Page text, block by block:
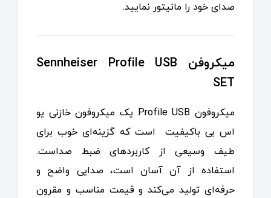
صدای خود را مانیتور نمایید.
میکروفن Sennheiser Profile USB
SET
میکروفون Profile USB یک میکروفون خازنی یو
اس بی باکیفیت است که گزینه‌ای خوب برای
طیف وسیعی از کاربردهای ضبط صداست.
استفاده از آن آسان است، صدایی واضح و
حرفه‌ای تولید می‌کند و قیمت مناسب و مقرون